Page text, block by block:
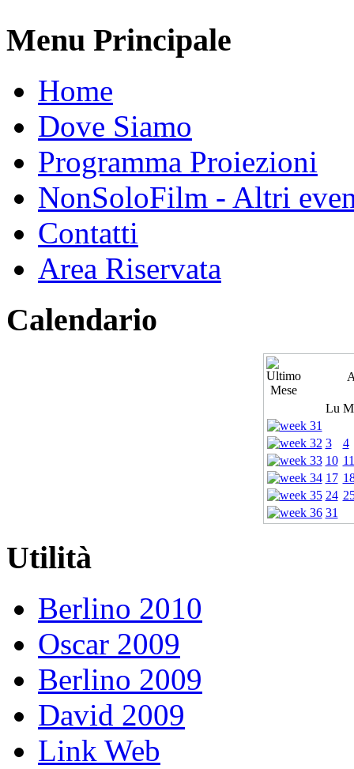
Menu Principale
Home
Dove Siamo
Programma Proiezioni
NonSoloFilm - Altri
Contatti
Area Riservata
Calendario
Lu
3
4
10 11
17
24
31
Utilità
Berlino 2010
Oscar 2009
Berlino 2009
David 2009
Link Web